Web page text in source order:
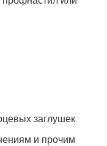
заглушек
и прочим